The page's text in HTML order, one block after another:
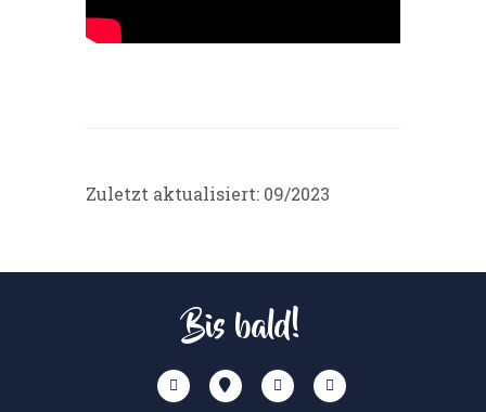
Zuletzt aktualisiert: 09/2023
Bis bald!